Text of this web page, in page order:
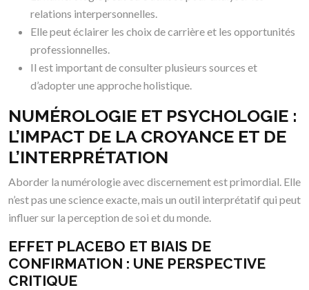
relations interpersonnelles.
Elle peut éclairer les choix de carrière et les opportunités
professionnelles.
Il est important de consulter plusieurs sources et
d’adopter une approche holistique.
NUMÉROLOGIE ET PSYCHOLOGIE :
L’IMPACT DE LA CROYANCE ET DE
L’INTERPRÉTATION
Aborder la numérologie avec discernement est primordial. Elle
n’est pas une science exacte, mais un outil interprétatif qui peut
influer sur la perception de soi et du monde.
EFFET PLACEBO ET BIAIS DE
CONFIRMATION : UNE PERSPECTIVE
CRITIQUE